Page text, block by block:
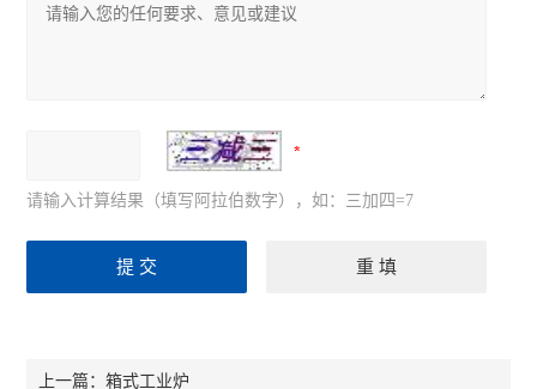
请输入计算结果（填写阿拉伯数字），如：三加四=7
上一篇：箱式工业炉